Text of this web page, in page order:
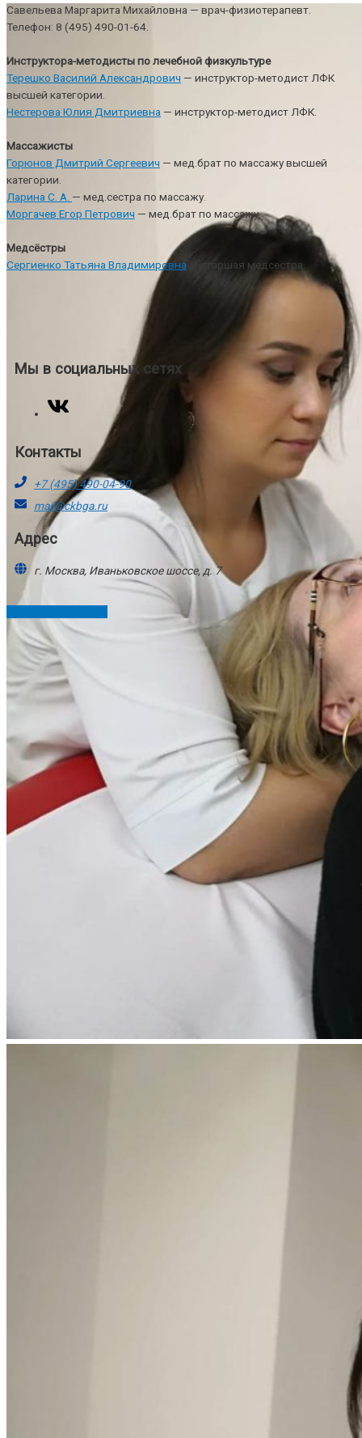
Савельева Маргарита Михайловна — врач-физиотерапевт.
Телефон: 8 (495) 490-01-64.
Инструктора-методисты по лечебной физкультуре
Терешко Василий Александрович — инструктор-методист ЛФК
высшей категории.
Нестерова Юлия Дмитриевна — инструктор-методист ЛФК.
Массажисты
Горюнов Дмитрий Сергеевич — мед.брат по массажу высшей
категории.
Ларина С. А. — мед.сестра по массажу.
Моргачев Егор Петрович — мед.брат по массажу.
Медсёстры
Сергиенко Татьяна Владимировна — старшая медсестра.
Мы в социальных сетях
Контакты
+7 (495) 490-04-90
mail@ckbga.ru
Адрес
г. Москва, Иваньковское шоссе, д. 7